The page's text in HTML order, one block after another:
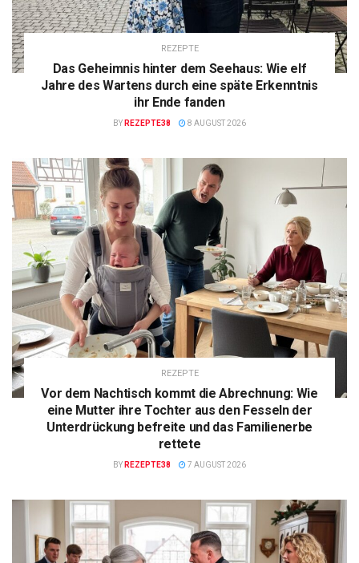
REZEPTE
Das Geheimnis hinter dem Seehaus: Wie elf
Jahre des Wartens durch eine späte Erkenntnis
ihr Ende fanden
BY REZEPTE38 8 AUGUST 2026
REZEPTE
Vor dem Nachtisch kommt die Abrechnung: Wie
eine Mutter ihre Tochter aus den Fesseln der
Unterdrückung befreite und das Familienerbe
rettete
BY REZEPTE38 7 AUGUST 2026